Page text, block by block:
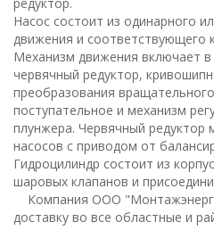
Насос состоит из одинарного
движения и соответствующего
Механизм движения включает
червячный редуктор,
преобразования
поступательное и механизм
плунжера. Червячный редуктор
насосов с приводом от
Гидроцилиндр состоит из
шаровых клапанов и
Компания ООО
доставку во все областные и